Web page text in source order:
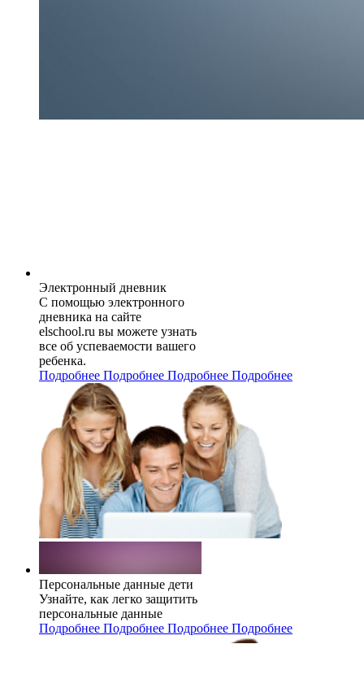
Электронный дневник
С помощью электронного
дневника на сайте
elschool.ru вы можете узнать
все об успеваемости вашего
ребенка.
Подробнее Подробнее Подробнее Подробнее
Персональные данные дети
Узнайте, как легко защитить
персональные данные
Подробнее Подробнее Подробнее Подробнее